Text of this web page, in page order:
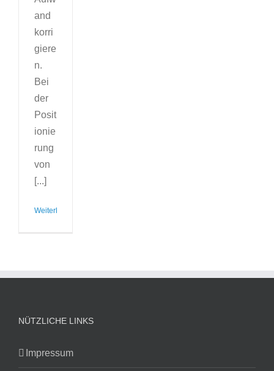
and
korri
giere
n.
Bei
der
Posit
ionie
rung
von
[...]
Weiterlesen
NÜTZLICHE LINKS
Impressum